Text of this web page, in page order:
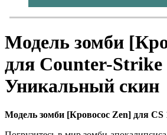
Модель зомби
для Counter-Strike
Уникальный скин
Модель зомби [Кровосос Zen] для CS